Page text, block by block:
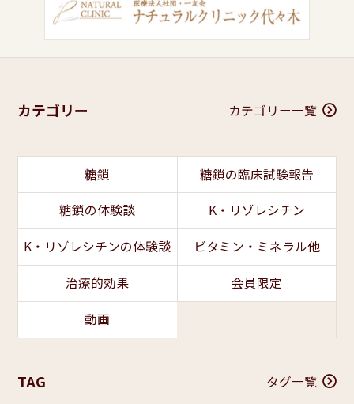
カテゴリー カテゴリー一覧
糖鎖
糖鎖の臨床試験報告
糖鎖の体験談
K・リゾレシチン
K・リゾレシチンの体験談
ビタミン・ミネラル他
治療的効果
会員限定
動画
TAG タグ一覧